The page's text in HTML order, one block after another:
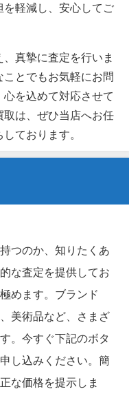
を軽減し、安心してご
真摯に査定を行いま
とでもお気軽にお問
を込めて対応させて
取は、ぜひ当店へお任
ております。
つのか、知りたくあ
な査定を提供してお
めます。ブランド
美術品など、さまざ
。今すぐ下記のボタ
し込みください。簡
な価格を提示しま